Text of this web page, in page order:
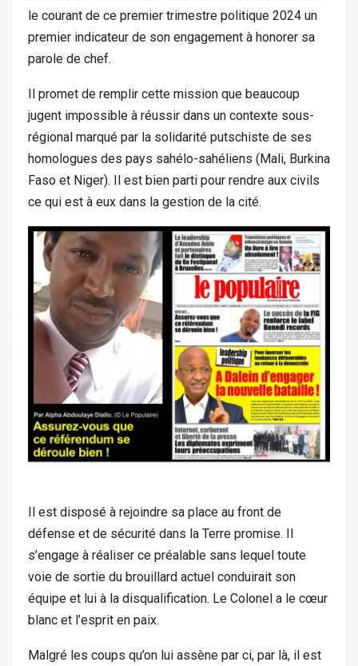
le courant de ce premier trimestre politique 2024 un
premier indicateur de son engagement à honorer sa
parole de chef.
Il promet de remplir cette mission que beaucoup
jugent impossible à réussir dans un contexte sous-
régional marqué par la solidarité putschiste de ses
homologues des pays sahélo-sahéliens (Mali, Burkina
Faso et Niger). Il est bien parti pour rendre aux civils
ce qui est à eux dans la gestion de la cité.
Il est disposé à rejoindre sa place au front de
défense et de sécurité dans la Terre promise. Il
s’engage à réaliser ce préalable sans lequel toute
voie de sortie du brouillard actuel conduirait son
équipe et lui à la disqualification. Le Colonel a le cœur
blanc et l’esprit en paix.
Malgré les coups qu’on lui assène par ci, par là, il est